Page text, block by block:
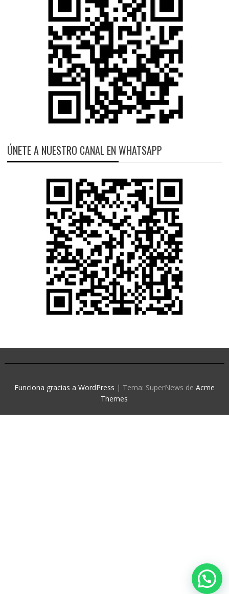
ÚNETE A NUESTRO CANAL EN WHATSAPP
Funciona gracias a WordPress | Tema: SuperNews de Acme
Themes